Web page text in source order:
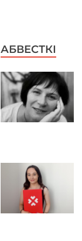
АБВЕСТКІ